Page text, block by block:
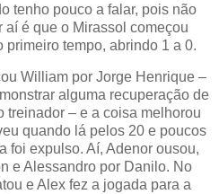
tenho pouco a falar, pois não
é que o Mirassol começou
tempo, abrindo 1 a 0.
William por Jorge Henrique –
alguma recuperação de
treinador – e a coisa melhorou
quando lá pelos 20 e poucos
foi expulso. Aí, Adenor ousou,
e Alessandro por Danilo. No
e Alex fez a jogada para a